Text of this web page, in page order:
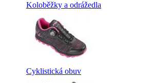
Koloběžky a odrážedla
Cyklistická obuv